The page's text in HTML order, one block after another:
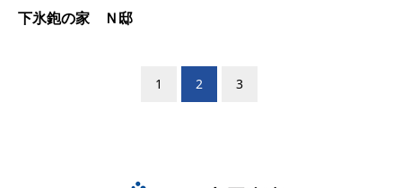
下氷鉋の家 Ｎ邸
1 2 3